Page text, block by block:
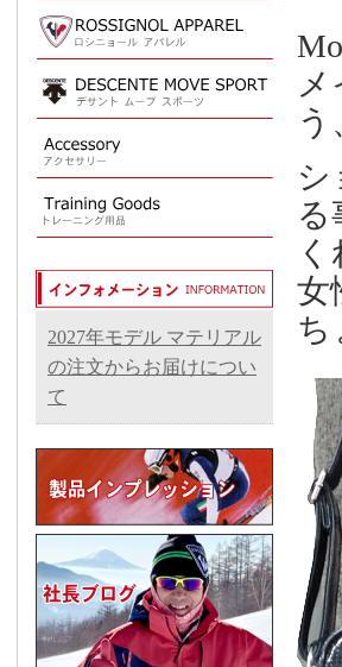
シ
る
く
女
ち
2027年モデル マテリアル
の注文からお届けについ
て